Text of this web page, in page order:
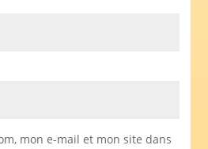
mon e-mail et mon site dans